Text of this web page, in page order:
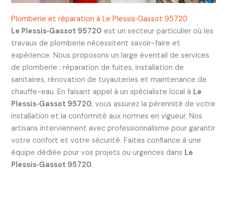
Plomberie et réparation à Le Plessis‑Gassot 95720
Le Plessis‑Gassot 95720 est un secteur particulier où les
travaux de plomberie nécessitent savoir-faire et
expérience. Nous proposons un large éventail de services
de plomberie : réparation de fuites, installation de
sanitaires, rénovation de tuyauteries et maintenance de
chauffe-eau. En faisant appel à un spécialiste local à Le
Plessis‑Gassot 95720, vous assurez la pérennité de votre
installation et la conformité aux normes en vigueur. Nos
artisans interviennent avec professionnalisme pour garantir
votre confort et votre sécurité. Faites confiance à une
équipe dédiée pour vos projets ou urgences dans Le
Plessis‑Gassot 95720.